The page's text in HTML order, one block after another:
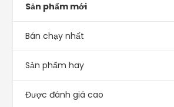
Sản phẩm mới
Bán chạy nhất
Sản phẩm hay
Được đánh giá cao